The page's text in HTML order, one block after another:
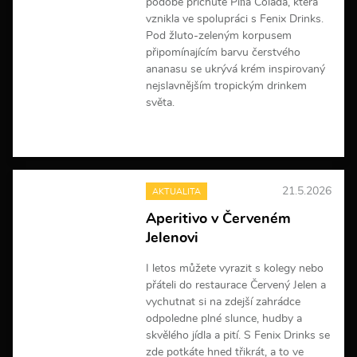
podobě příchutě Piña Colada, která
vznikla ve spolupráci s Fenix Drinks.
Pod žluto-zeleným korpusem
připomínajícím barvu čerstvého
ananasu se ukrývá krém inspirovaný
nejslavnějším tropickým drinkem
světa.
e
i
f
o
m
a
í
AKTUALITA 21.5.2026
Aperitivo v Červeném
Jelenovi
I letos můžete vyrazit s kolegy nebo
přáteli do restaurace Červený Jelen a
vychutnat si na zdejší zahrádce
odpoledne plné slunce, hudby a
skvělého jídla a pití. S Fenix Drinks se
zde potkáte hned třikrát, a to ve